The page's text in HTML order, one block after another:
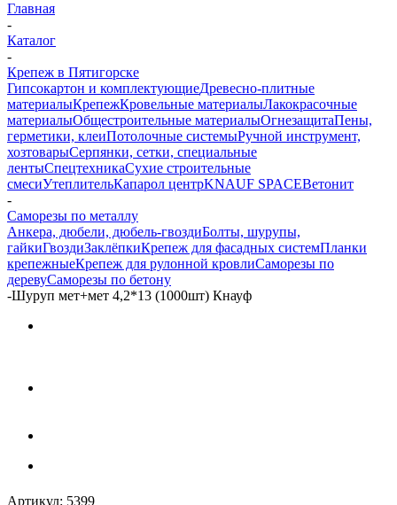
Главная
-
Каталог
-
Крепеж в Пятигорске
Гипсокартон и комплектующиеДревесно-плитные
материалыКрепежКровельные материалыЛакокрасочные
материалыОбщестроительные материалыОгнезащитаПены,
герметики, клеиПотолочные системыРучной инструмент,
хозтоварыСерпянки, сетки, специальные
лентыСпецтехникаСухие строительные
смесиУтеплительКапарол центрKNAUF SPACEВетонит
-
Саморезы по металлу
Анкера, дюбели, дюбель-гвоздиБолты, шурупы,
гайкиГвоздиЗаклёпкиКрепеж для фасадных системПланки
крепежныеКрепеж для рулонной кровлиСаморезы по
деревуСаморезы по бетону
-Шуруп мет+мет 4,2*13 (1000шт) Кнауф
Артикул: 5399